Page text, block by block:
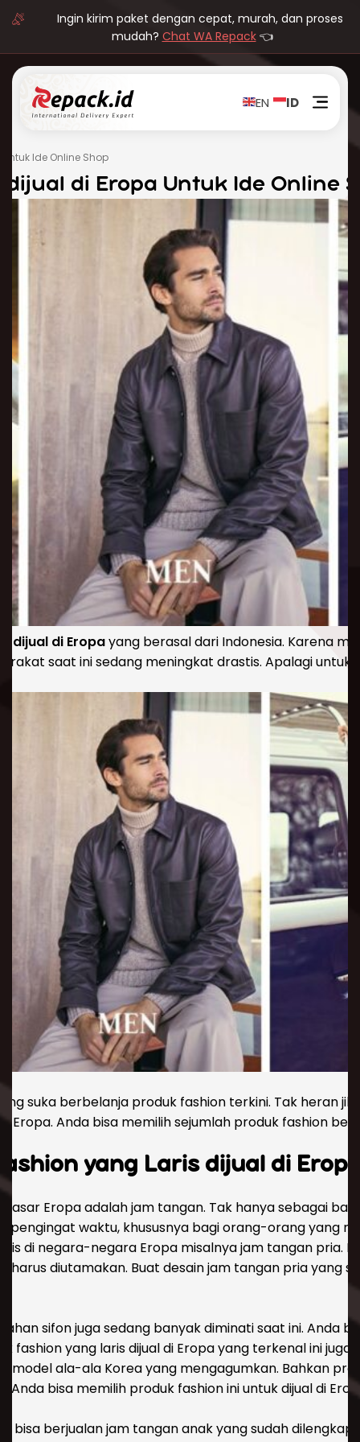
Ingin kirim paket dengan cepat, murah, dan proses
mudah? Chat WA Repack👈
EN ID
Ide Online Shop
di Eropa Untuk Ide Online
dijual di Eropayang berasal dari Indonesia. Karena
saat ini sedang meningkat drastis. Apalagi
suka berbelanja produk fashion terkini. Tak heran
Eropa. Anda bisa memilih sejumlah produk fashion
yang Laris dijual di
Eropa adalah jam tangan. Tak hanya sebagai
pengingat waktu, khususnya bagi orang-orang yang
di negara-negara Eropa misalnya jam tangan pria.
diutamakan. Buat desain jam tangan pria yang
sifon juga sedang banyak diminati saat ini. Anda
fashion yang laris dijual di Eropa yang terkenal ini
model ala-ala Korea yang mengagumkan. Bahkan
bisa memilih produk fashion ini untuk dijual di
bisa berjualan jam tangan anak yang sudah